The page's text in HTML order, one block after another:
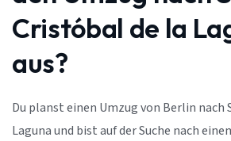
Cristóbal de la
aus?
Du planst einen Umzug von Berlin nach
Laguna und bist auf der Suche nach